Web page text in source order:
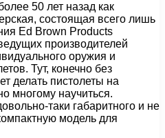
50 лет назад как
состоящая всего лишь
Ed Brown Products
производителей
оружия и
Тут, конечно без
делать пистолеты на
многому научиться.
таки габаритного и не
модель для